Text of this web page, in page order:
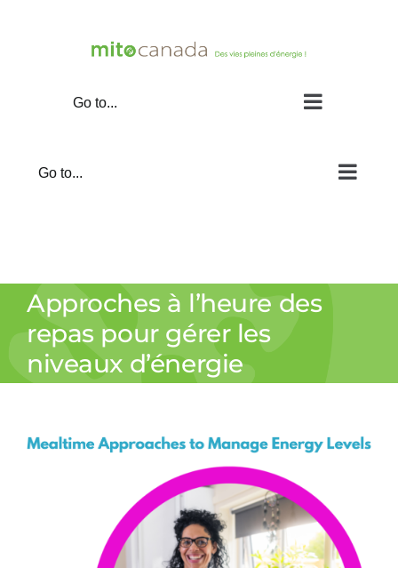
Go to...
Go to...
Approches à l’heure des
repas pour gérer les
niveaux d’énergie